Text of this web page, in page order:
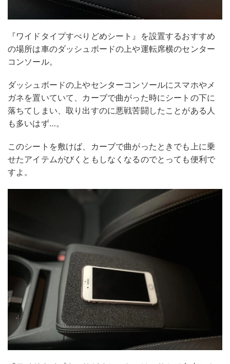
『ワイドタイプすべりどめシート』を設置するおすすめ
の場所は車のダッシュボードの上や運転席横のセンター
コンソール。
ダッシュボードの上やセンターコンソールにスマホやメ
ガネを置いていて、カーブで曲がった時にシートの下に
落ちてしまい、取り出すのに悪戦苦闘したことがある人
も多いはず…。
このシートを敷けば、カーブで曲がったときでも上に乗
せたアイテムがびくともしなくなるのでとっても便利で
すよ。